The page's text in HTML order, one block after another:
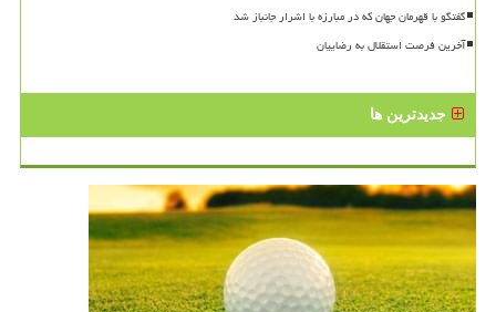
گفتگو با قهرمان جهان که در مبارزه با اشرار جانباز شد
آخرین فرصت استقلال به رضاییان
جدیدترین ها